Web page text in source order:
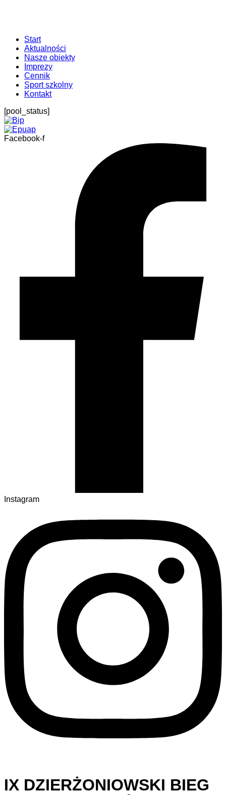
Start
Aktualności
Nasze obiekty
Imprezy
Cennik
Sport szkolny
Kontakt
[pool_status]
Facebook-f
Instagram
IX DZIERŻONIOWSKI BIEG